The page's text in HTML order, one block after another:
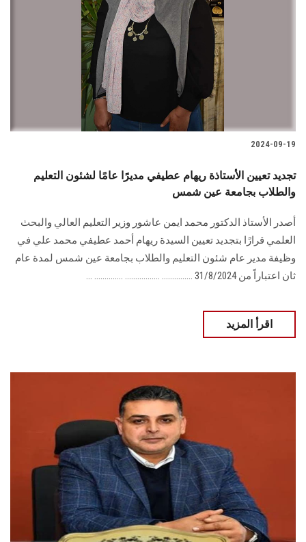
2024-09-19
تجديد تعيين الأستاذة ريهام عطيفي مديرًا عامًا لشئون التعليم
والطلاب بجامعة عين شمس
أصدر الأستاذ الدكتور محمد ايمن عاشور وزير التعليم العالي والبحث
العلمي قرارًا بتجديد تعيين ‏السيدة ريهام أحمد عطيفي محمد علي في
وظيفة مدير عام شئون التعليم والطلاب بجامعة عين ‏شمس لمدة عام
ثان اعتباراً من 31/8/2024‏ ............... ................. .............. ...
اقرأ المزيد